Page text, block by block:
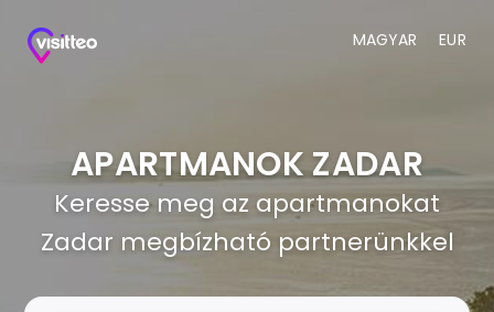
MAGYAR EUR
APARTMANOK ZADAR
Keresse meg az apartmanokat
Zadar megbízható partnerünkkel